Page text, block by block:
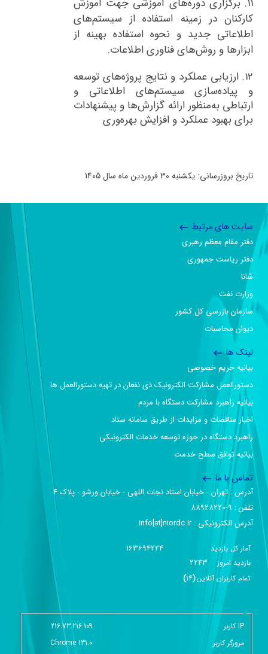
11. برگزاری دوره‌های آموزشی جهت آموزش
کارکنان در زمینه استفاده از سیستم‌های
اطلاعاتی جدید و نحوه استفاده بهینه از
ابزارها و روش‌های فناوری اطلاعات.
12. ارزیابی عملکرد و نتایج پروژه‌های توسعه
و پیاده‌سازی سیستم‌های اطلاعاتی و
ارتباطی به‌منظور ارائه گزارش‌ها و پیشنهادات
برای بهبود عملکرد و افزایش بهره‌وری
تاریخ بروزرسانی: یکشنبه 30 فروردین ماه سال 1405
سایت های مرتبط
دفتر مقام معظم رهبری
دفتر ریاست جمهوری
شانا
وزارت نفت
سازمان بازرسی کل کشور
دیوان محاسبات
لینک ها
بیانیه حریم خصوصی
دستورالعمل مشارکت الکترونیک ذی نفعان در تهیه دستورالعمل ها
بیانیه راهبرد مشارکت دستگاه با مردم
اخبار مناقصات و مزایدات از طریق سامانه ستاد
راهبرد دستگاه در حوزه توسعه خدمات الکترونیکی
بیانیه توافق سطح خدمت
تماس با ما
آدرس :‌ تهران - خیابان استاد نجات اللهی - خیابان ورشو - پلاک ۴
تلفن :‌ 9-88928220
آدرس الکترونیکی :‌ info[at]niordc.ir
آمار کل بازدید 163694224
بازديد امروز 2243
تمام کاربران آنلاين(
14
)
گزارش آمار سایت - خلاصه
IP کاربر
216.73.216.109
مرورگر کاربر
Chrome 131.0